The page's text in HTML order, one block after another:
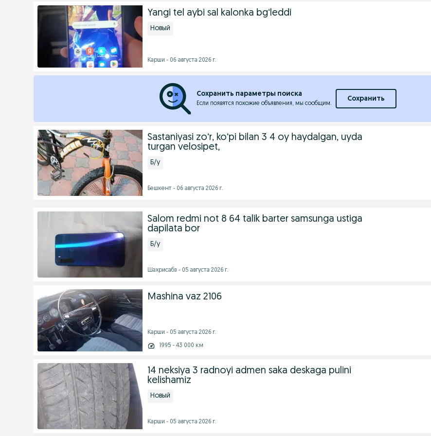
Yangi tel aybi sal kalonka bgʻleddi
Новый
Карши - 06 августа 2026 г.
Сохранить параметры поиска
Если появятся похожие объявления, мы сообщим.
Сохранить
Sastaniyasi zoʻr, koʻpi bilan 3 4 oy haydalgan, uyda
turgan velosipet,
Б/у
Бешкент - 06 августа 2026 г.
Salom redmi not 8 64 talik barter samsunga ustiga
dapilata bor
Б/у
Шахрисабз - 05 августа 2026 г.
Mashina vaz 2106
Карши - 05 августа 2026 г.
1995 - 43 000 км
14 neksiya 3 radnoyi admen saka deskaga pulini
kelishamiz
Новый
Карши - 05 августа 2026 г.